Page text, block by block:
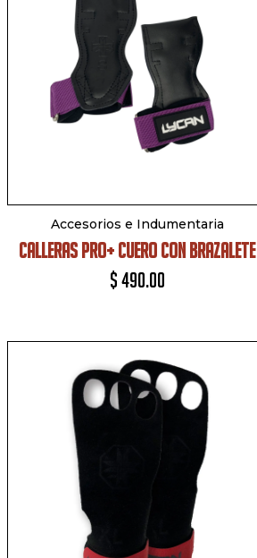
Accesorios e Indumentaria
CALLERAS PRO+ CUERO CON BRAZALETE
$490.00